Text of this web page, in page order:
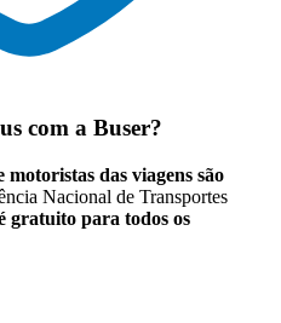
com a Buser?
motoristas das viagens são
Nacional de Transportes
gratuito para todos os